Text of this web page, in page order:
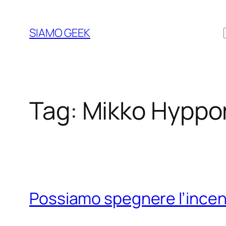
contenuto
SIAMO GEEK
Tag: Mikko
Possiamo spegnere